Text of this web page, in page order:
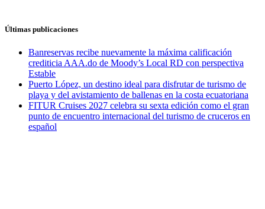
Últimas publicaciones
Banreservas recibe nuevamente la máxima calificación
crediticia AAA.do de Moody’s Local RD con perspectiva
Estable
Puerto López, un destino ideal para disfrutar de turismo de
playa y del avistamiento de ballenas en la costa ecuatoriana
FITUR Cruises 2027 celebra su sexta edición como el gran
punto de encuentro internacional del turismo de cruceros en
español